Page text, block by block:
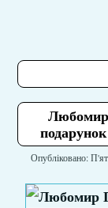
Опубліковано: